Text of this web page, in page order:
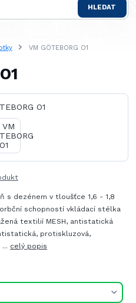
HLEDAT
VM GÖTEBORG O1
s dezénem v tloušťce 1,6 - 1,8
schopností vkládací stélka
textilií MESH, antistatická
protiskluzová,
celý popis